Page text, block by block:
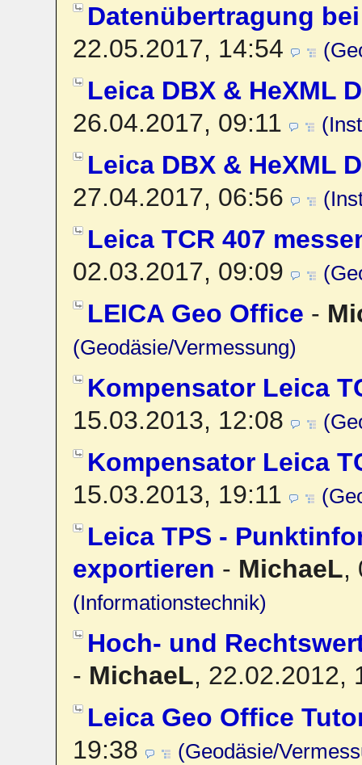
Datenübertragung bei
22.05.2017, 14:54
Leica DBX & HeXML
26.04.2017, 09:11
Leica DBX & HeXML
27.04.2017, 06:56
Leica TCR 407
02.03.2017, 09:09
LEICA Geo Office -
(Geodäsie/Vermessung)
Kompensator Leica
15.03.2013, 12:08
Kompensator Leica
15.03.2013, 19:11
Leica TPS -
exportieren - MichaeL,
(Informationstechnik)
Hoch- und
- MichaeL, 22.02.2012,
Leica Geo Office
19:38
(Geodäsie/